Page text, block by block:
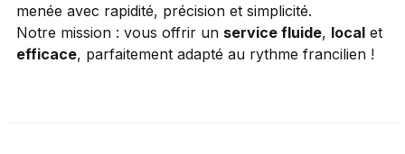
menée avec rapidité, précision et simplicité.
Notre mission : vous offrir un service fluide, local et
efficace, parfaitement adapté au rythme francilien !